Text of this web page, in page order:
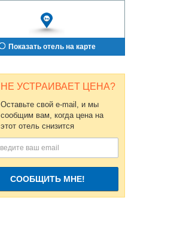
Показать отель на карте
НЕ УСТРАИВАЕТ ЦЕНА?
Оставьте свой e-mail, и мы
сообщим вам, когда цена на
этот отель снизится
СООБЩИТЬ МНЕ!